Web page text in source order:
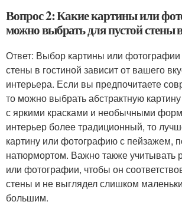
Вопрос 2: Какие картины или
можно выбрать для пустой стены
Ответ: Выбор картины или фотографии
стены в гостиной зависит от вашего
интерьера. Если вы предпочитаете
то можно выбрать абстрактную
с яркими красками и необычными
интерьер более традиционный, то
картину или фотографию с пейзажем,
натюрмортом. Важно также учитывать
или фотографии, чтобы он
стены и не выглядел слишком
большим.